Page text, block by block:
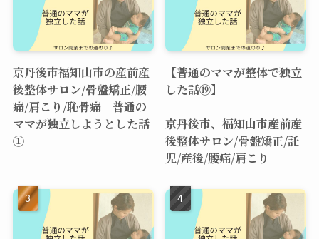
京丹後市福知山市の産前産
後整体サロン/骨盤矯正/腰
痛/肩こり/恥骨痛 普通の
ママが独立しようとした話
①
【普通のママが整体で独立
した話⑲】
京丹後市、福知山市産前産
後整体サロン/骨盤矯正/託
児/産後/腰痛/肩こり